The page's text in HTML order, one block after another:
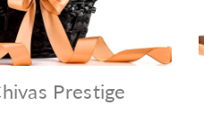
Prestige